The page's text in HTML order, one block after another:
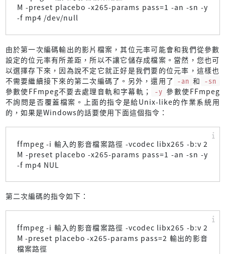
M -preset placebo -x265-params pass=1 -an -sn -y
-f mp4 /dev/null
由於第一次編碼輸出的影片檔案，其位元率可能會和我們從參數
設定的位元率有所差距，所以不讓它儲存成檔案。當然，您也可
以選擇存下來，因為說不定它就正好是我們要的位元率，這樣也
不需要繼續接下來的第二次編碼了。另外，還用了 -an 和 -sn
參數使FFmpeg不要去處理音軌和字幕軌；
-y 參數使FFmpeg
不詢問是否覆蓋檔案。上面的指令是給Unix-like的作業系統用
的，如果是Windows的話要使用下面這個指令：
ffmpeg -i 輸入的影音檔案路徑 -vcodec libx265 -b:v 2
M -preset placebo -x265-params pass=1 -an -sn -y
-f mp4 NUL
第二次編碼的指令如下：
ffmpeg -i 輸入的影音檔案路徑 -vcodec libx265 -b:v 2
M -preset placebo -x265-params pass=2 輸出的影音
檔案路徑